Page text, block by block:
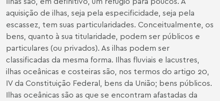
aquisição de ilhas, seja pela especificidade, seja pela
escassez, tem suas particularidades. Conceitualmente, os
bens, quanto à sua titularidade, podem ser públicos e
particulares (ou privados). As ilhas podem ser
classificadas da mesma forma. Ilhas fluviais e lacustres,
ilhas oceânicas e costeiras são, nos termos do artigo 20,
IV da Constituição Federal, bens da União; bens públicos.
Ilhas oceânicas são as que se encontram afastadas da